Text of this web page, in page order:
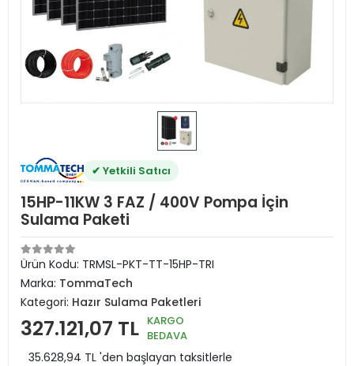
✔ Yetkili Satıcı
15HP-11KW 3 FAZ / 400V Pompa İçin
Sulama Paketi
Ürün Kodu: TRMSL-PKT-TT-15HP-TRI
Marka: TommaTech
Kategori: Hazır Sulama Paketleri
327.121,07 TL KARGO
BEDAVA
35.628,94 TL 'den başlayan taksitlerle